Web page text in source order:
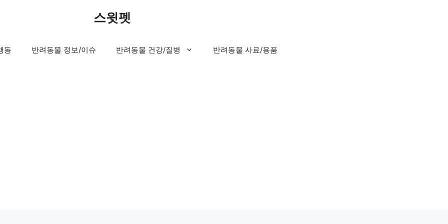
스윗펫
동 반려동물 정보/이슈 반려동물 건강/질병 반려동물 사료/용품